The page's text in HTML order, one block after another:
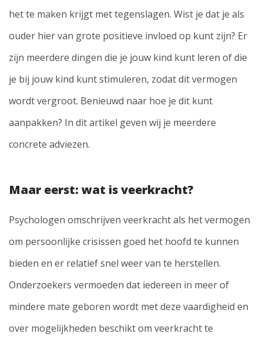
het te maken krijgt met tegenslagen. Wist je dat je als
ouder hier van grote positieve invloed op kunt zijn? Er
zijn meerdere dingen die je jouw kind kunt leren of die
je bij jouw kind kunt stimuleren, zodat dit vermogen
wordt vergroot. Benieuwd naar hoe je dit kunt
aanpakken? In dit artikel geven wij je meerdere
concrete adviezen.
Maar eerst: wat is veerkracht?
Psychologen omschrijven veerkracht als het vermogen
om persoonlijke crisissen goed het hoofd te kunnen
bieden en er relatief snel weer van te herstellen.
Onderzoekers vermoeden dat iedereen in meer of
mindere mate geboren wordt met deze vaardigheid en
over mogelijkheden beschikt om veerkracht te